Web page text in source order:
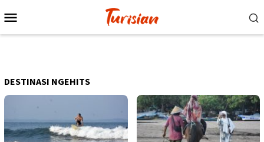
ke
Mobile
DESTINASI NGEHITS